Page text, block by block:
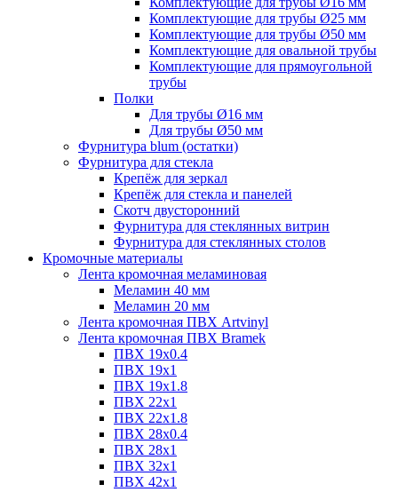
Комплектующие для трубы Ø25 мм
Комплектующие для трубы Ø50 мм
Комплектующие для овальной трубы
Комплектующие для прямоугольной
трубы
Полки
Для трубы Ø16 мм
Для трубы Ø50 мм
Фурнитура blum (остатки)
Фурнитура для стекла
Крепёж для зеркал
Крепёж для стекла и панелей
Скотч двусторонний
Фурнитура для стеклянных витрин
Фурнитура для стеклянных столов
Кромочные материалы
Лента кромочная меламиновая
Меламин 40 мм
Меламин 20 мм
Лента кромочная ПВХ Artvinyl
Лента кромочная ПВХ Bramek
ПВХ 19x0.4
ПВХ 19х1
ПВХ 19х1.8
ПВХ 22х1
ПВХ 22х1.8
ПВХ 28х0.4
ПВХ 28х1
ПВХ 32x1
ПВХ 42х1